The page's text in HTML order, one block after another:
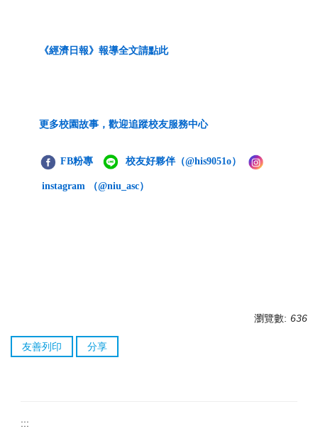
《經濟日報》 報導全文請點此
更多校園故事，歡迎追蹤校友服務中心
FB粉專 校友好夥伴（@his9051o）
instagram （@niu_asc）
瀏覽數: 636
友善列印 分享
:::